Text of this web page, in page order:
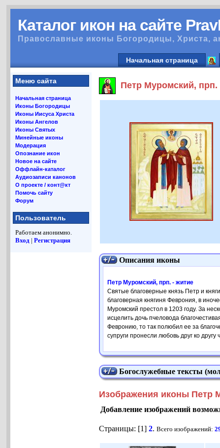
Каталог икон на сайте
Православные иконы Богородицы, Христа,
Начальная страница
Меню сайта
Начальная страница
Иконы Богородицы
Иконы Иисуса Христа
Иконы Ангелов
Иконы Святых
Минейные иконы
Модерация
Опознание икон
Новое на сайте
Оффлайн-каталог
Аудиозаписи канонов
О проекте / конт@кт
Помочь сайту
Форум
Пользователь
Работаем анонимно.
Вход |Регистрация
Петр Муромский, прп.
Описания иконы
Петр Муромский, прп. - житие
Святые благоверные князь Петр и
благоверная княгиня Феврония, в
Муромский престол в 1203 году. За
исцелить дочь пчеловода
Февронию, то так полюбил ее за
супруги пронесли любовь друг ко
Богослужебные тексты
Изображения иконы Петр
Добавление изображений
Страницы: [1]2.Всего изображений: